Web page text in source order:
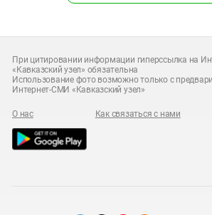
При цитировании информации гиперссылка на
«Кавказский узел» обязательна
Использование фото возможно только с
Интернет-СМИ «Кавказский узел»
О нас Как связаться с нами